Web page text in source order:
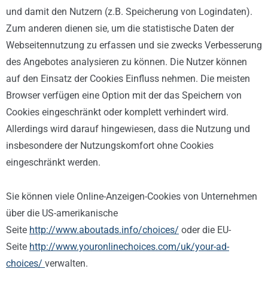
und damit den Nutzern (z.B. Speicherung von Logindaten).
Zum anderen dienen sie, um die statistische Daten der
Webseitennutzung zu erfassen und sie zwecks Verbesserung
des Angebotes analysieren zu können. Die Nutzer können
auf den Einsatz der Cookies Einfluss nehmen. Die meisten
Browser verfügen eine Option mit der das Speichern von
Cookies eingeschränkt oder komplett verhindert wird.
Allerdings wird darauf hingewiesen, dass die Nutzung und
insbesondere der Nutzungskomfort ohne Cookies
eingeschränkt werden.
Sie können viele Online-Anzeigen-Cookies von Unternehmen
über die US-amerikanische
Seite http://www.aboutads.info/choices/ oder die EU-
Seite http://www.youronlinechoices.com/uk/your-ad-
choices/ verwalten.